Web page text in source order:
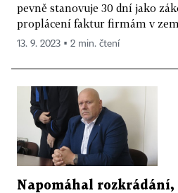
pevně stanovuje 30 dní jako
proplácení faktur firmám v
13. 9. 2023 ▪ 2 min. čtení
Napomáhal rozkrádání,